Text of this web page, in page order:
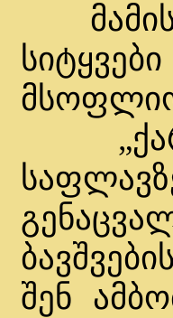
მამის
შენ